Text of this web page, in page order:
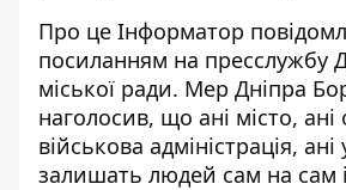
Про це Інформатор
посиланням на пресслужбу
міської ради. Мер Дніпра
наголосив, що ані місто, ані
військова адміністрація,
залишать людей сам на сам